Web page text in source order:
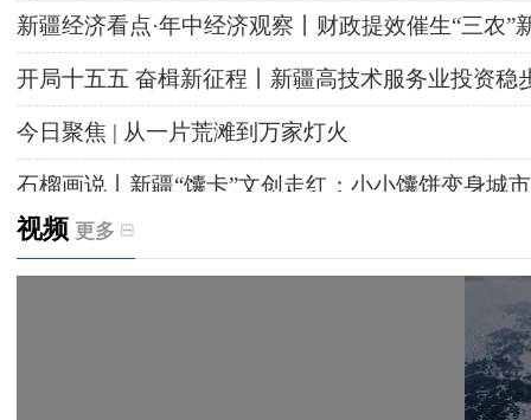
新疆经济看点·年中经济观察丨财政提效催生“三农”
开局十五五 奋楫新征程丨新疆高技术服务业投资稳
今日聚焦 | 从一片荒滩到万家灯火
石榴画说丨新疆“馕卡”文创走红：小小馕饼变身城
天山观察丨暑期AI研学热，孩子们究竟学到什么
视频 更多